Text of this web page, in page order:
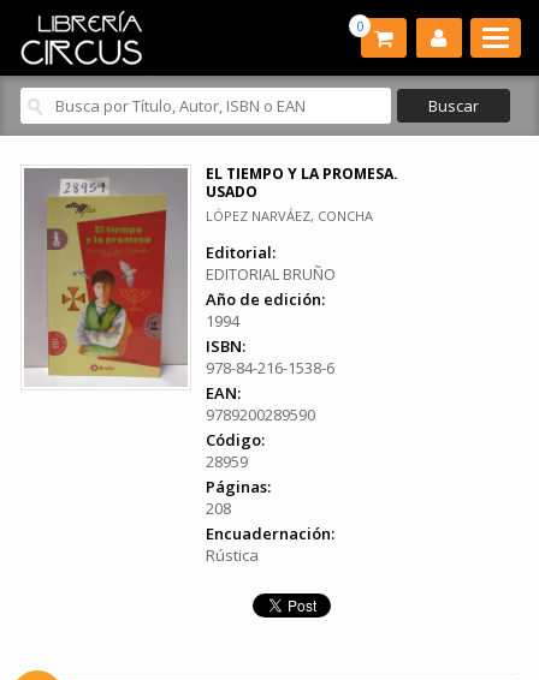
0
EL TIEMPO Y LA PROMESA.
USADO
LÓPEZ NARVÁEZ, CONCHA
Editorial:
EDITORIAL BRUÑO
Año de edición:
1994
ISBN:
978-84-216-1538-6
EAN:
9789200289590
Código:
28959
Páginas:
208
Encuadernación:
Rústica